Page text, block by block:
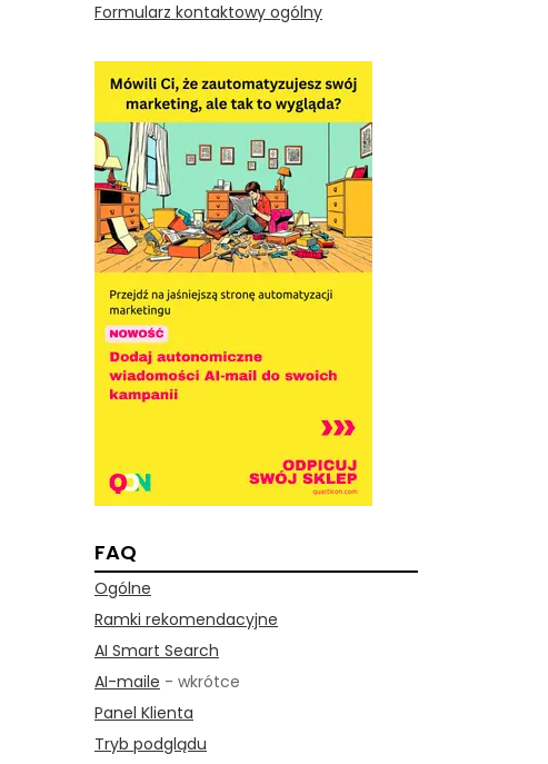
Formularz kontaktowy ogólny
FAQ
Ogólne
Ramki rekomendacyjne
AI Smart Search
AI-maile - wkrótce
Panel Klienta
Tryb podglądu